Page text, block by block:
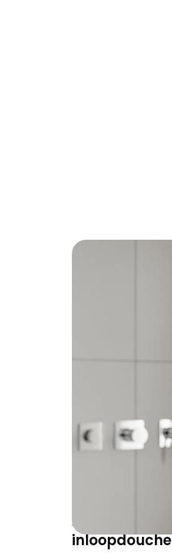
Welke
situatie?
De perfecte zijwand
cruciale aspecten
Afmeting en
inloopdouche